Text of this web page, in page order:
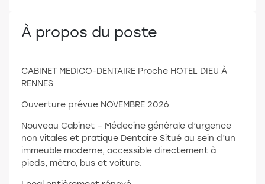
À propos du poste
CABINET MEDICO-DENTAIRE Proche HOTEL DIEU À
RENNES
Ouverture prévue NOVEMBRE 2026
Nouveau Cabinet – Médecine générale d’urgence
non vitales et pratique Dentaire Situé au sein d’un
immeuble moderne, accessible directement à
pieds, métro, bus et voiture.